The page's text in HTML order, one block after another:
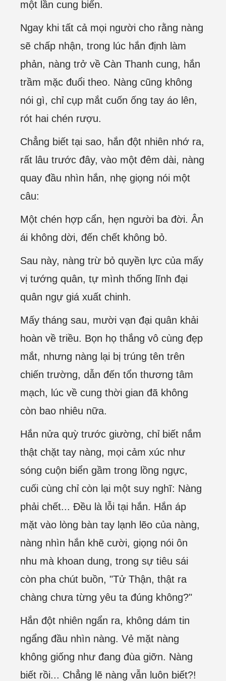
một lần cung biến.
Ngay khi tất cả mọi người cho rằng nàng
sẽ chấp nhận, trong lúc hắn định làm
phản, nàng trở về Càn Thanh cung, hắn
trầm mặc đuổi theo. Nàng cũng không
nói gì, chỉ cụp mắt cuốn ống tay áo lên,
rót hai chén rượu.
Chẳng biết tại sao, hắn đột nhiên nhớ ra,
rất lâu trước đây, vào một đêm dài, nàng
quay đầu nhìn hắn, nhẹ giọng nói một
câu:
Một chén hợp cẩn, hẹn người ba đời. Ân
ái không dời, đến chết không bỏ.
Sau này, nàng trừ bỏ quyền lực của mấy
vị tướng quân, tự mình thống lĩnh đại
quân ngự giá xuất chinh.
Mấy tháng sau, mười vạn đại quân khải
hoàn về triều. Bọn họ thắng vô cùng đẹp
mắt, nhưng nàng lại bị trúng tên trên
chiến trường, dẫn đến tổn thương tâm
mạch, lúc về cung thời gian đã không
còn bao nhiêu nữa.
Hắn nửa quỳ trước giường, chỉ biết nắm
thật chặt tay nàng, mọi cảm xúc như
sóng cuộn biển gầm trong lồng ngực,
cuối cùng chỉ còn lại một suy nghĩ: Nàng
phải chết... Đều là lỗi tại hắn. Hắn áp
mặt vào lòng bàn tay lạnh lẽo của nàng,
nàng nhìn hắn khẽ cười, giọng nói ôn
nhu mà khoan dung, trong sự tiêu sái
còn pha chút buồn, "Tử Thận, thật ra
chàng chưa từng yêu ta đúng không?"
Hắn đột nhiên ngẩn ra, không dám tin
ngẩng đầu nhìn nàng. Vẻ mặt nàng
không giống như đang đùa giỡn. Nàng
biết rồi... Chẳng lẽ nàng vẫn luôn biết?!